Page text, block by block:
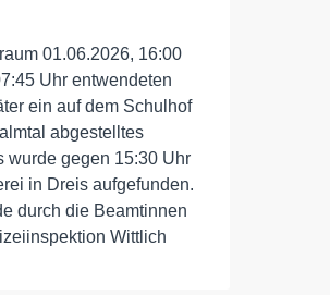
01.06.2026, 16:00
Uhr entwendeten
ein auf dem Schulhof
abgestelltes
wurde gegen 15:30 Uhr
in Dreis aufgefunden.
durch die Beamtinnen
Wittlich